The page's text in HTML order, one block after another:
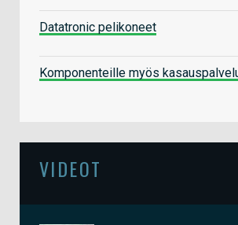
Datatronic pelikoneet
Komponenteille myös
VIDEOT